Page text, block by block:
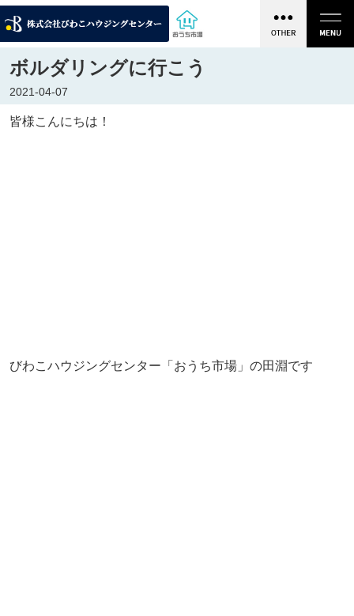
ボルダリングに行こう
2021-04-07
皆様こんにちは！
びわこハウジングセンター「おうち市場」の田淵です